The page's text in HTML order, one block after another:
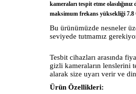
kameraları tespit etme
maksimum frekans yüksekliği 7.8
Bu ürünümüzde nesneler
seviyede tutmamız
Tesbit cihazları arasında
gizli kameraların lenslerini
alarak size uyarı verir ve
Ürün Özellikleri: